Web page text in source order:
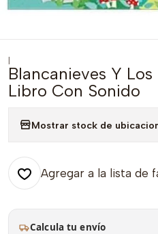
|
Blancanieves Y
Libro Con Sonido
Mostrar stock de
Agregar a la lista de
Calcula tu envío